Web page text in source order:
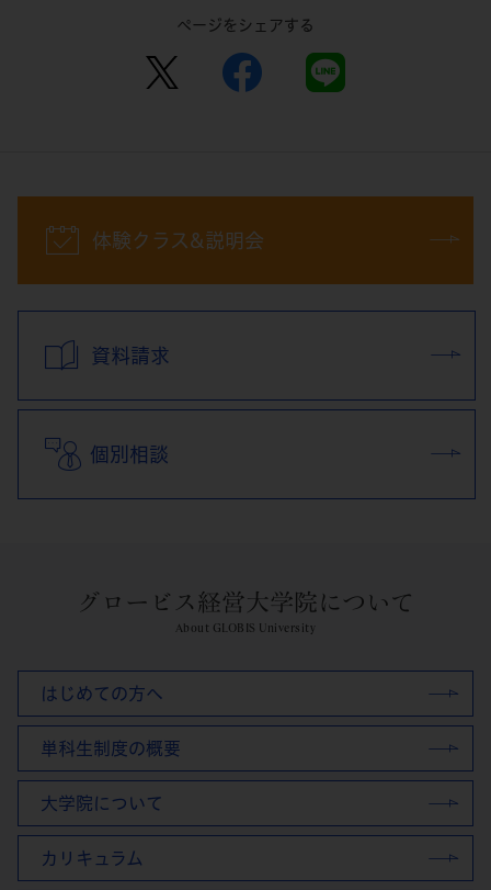
ページをシェアする
体験クラス&説明会
資料請求
個別相談
グロービス経営大学院について
About GLOBIS University
はじめての方へ
単科生制度の概要
大学院について
カリキュラム